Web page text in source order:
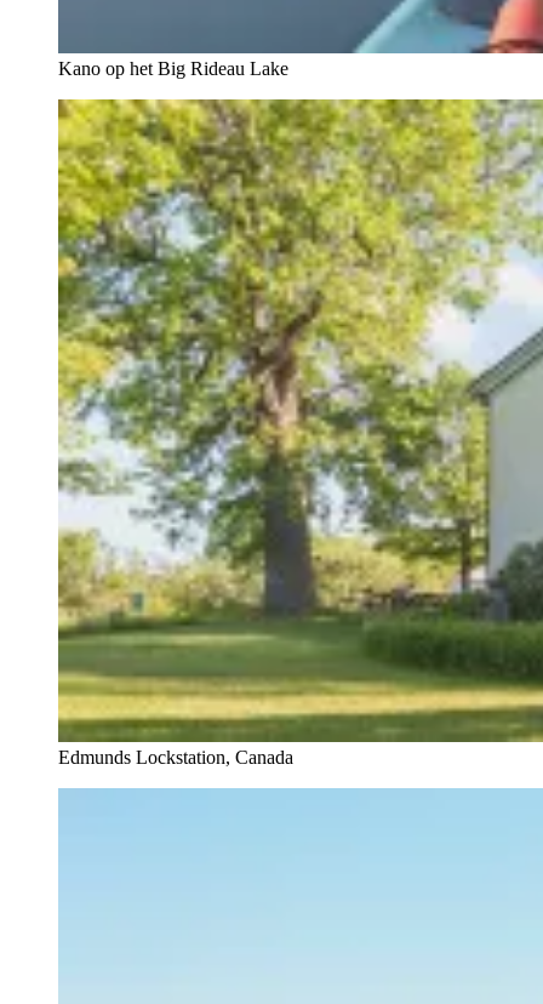
Kano op het Big Rideau Lake
Edmunds Lockstation, Canada